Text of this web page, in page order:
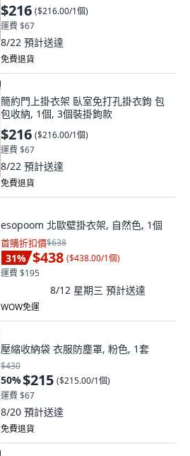
$216 ($216.00/1個)
運費 $67
8/22 預計送達
免費退貨
簡約門上掛衣架 臥室免打孔掛衣鉤 包
包收納, 1個, 3個裝掛鉤款
$216 ($216.00/1個)
運費 $67
8/22 預計送達
免費退貨
esopoom 北歐壁掛衣架, 自然色, 1個
首購折扣價$638
31% $438 ($438.00/1個)
運費 $195
8/12 星期三 預計送達
WOW免運
壓縮收納袋 衣服防塵罩, 粉色, 1套
$430
50%$215 ($215.00/1個)
運費 $67
8/20 預計送達
免費退貨